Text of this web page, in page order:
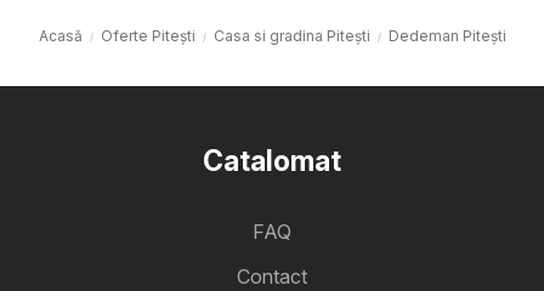
Acasă Oferte Pitești Casa si gradina Pitești Dedeman Pitești
Catalomat
FAQ
Contact